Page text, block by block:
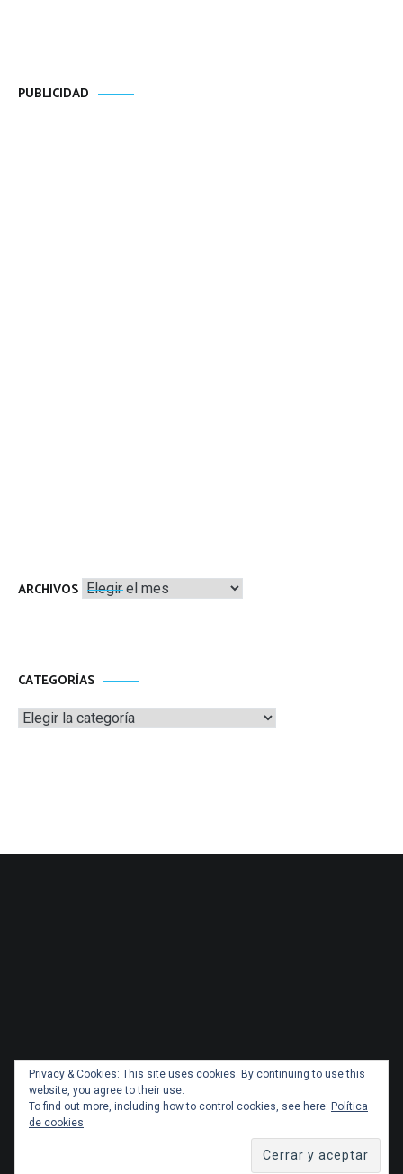
PUBLICIDAD
ARCHIVOS Archivos
CATEGORÍAS
Categorías
Copyright 2026 Administracionytransportes.cl Todos los
. Orgullosamente
Privacy & Cookies: This site uses cookies. By continuing to use this
website, you agree to their use.
To find out more, including how to control cookies, see here: Política
de cookies